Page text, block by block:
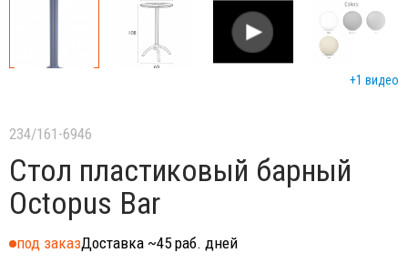
+1 видео
234/161-6946
Стол пластиковый барный
Octopus Bar
под заказДоставка ~45 раб. дней